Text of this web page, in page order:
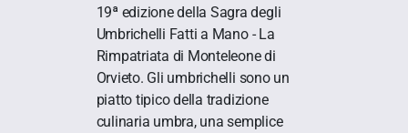
19ª edizione della Sagra degli
Umbrichelli Fatti a Mano - La
Rimpatriata di Monteleone di
Orvieto. Gli umbrichelli sono un
piatto tipico della tradizione
culinaria umbra, una semplice